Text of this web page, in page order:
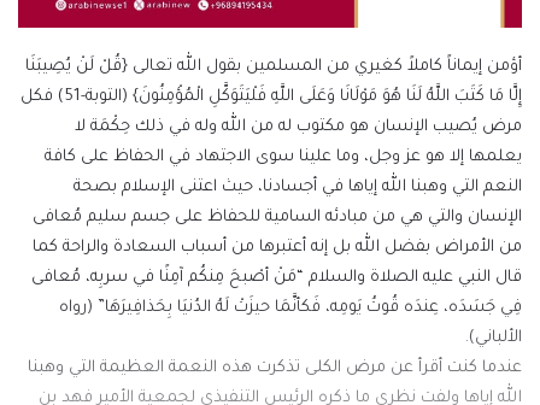
أؤمن إيماناً كاملاً كغيري من المسلمين بقول الله تعالى {قُلْ لَنْ يُصِيبَنَا
إِلَّا مَا كَتَبَ اللَّهُ لَنَا هُوَ مَوْلَانَا وَعَلَى اللَّهِ فَلْيَتَوَكَّلِ الْمُؤْمِنُونَ} (التوبة-51) فكل
مرض يُصيب الإنسان هو مكتوب له من الله وله في ذلك حِكْمَة لا
يعلمها إلا هو عز وجل، وما علينا سوى الاجتهاد في الحفاظ على كافة
النعم التي وهبنا الله إياها في أجسادنا، حيث اعتنى الإسلام بصحة
الإنسان والتي هي من مبادئه السامية للحفاظ على جسم سليم مُعافى
من الأمراض بفضل الله بل إنه أعتبرها من أسباب السعادة والراحة كما
قال النبي عليه الصلاة والسلام “مَنْ أصْبحَ مِنكُم آمِنًا في سربِه، مُعافى
فِي جَسَدَه، عِندَه قُوتُ يَومِه، فَكأنَّمَا حيزَتْ لَهُ الدُنيَا بِحَذافِيرَهَا” (رواه
الألباني).
عندما كنت أقرأ عن مرض الكلى تذكرت هذه النعمة العظيمة التي وهبنا
الله إياها ولفت نظري ما ذكره الرئيس التنفيذي لجمعية الأمير فهد بن